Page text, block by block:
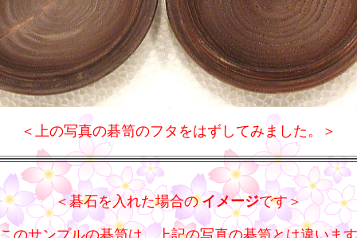
＜上の写真の碁笥のフタをはずしてみました。＞
＜碁石を入れた場合の イメージです＞
のサンプルの碁笥は、上記の写真の碁笥とは違いま